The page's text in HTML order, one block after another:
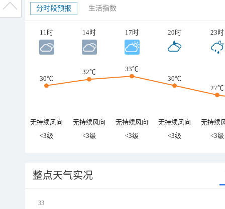
分时段预报 生活指数
11时 14时 17时 20时 23时
30℃
32℃
33℃
30℃
27℃
无持续风向 无持续风向 无持续风向 无持续风向
无持续
<3级
<3级 <3级 <3级 <3级
整点天气实况
33